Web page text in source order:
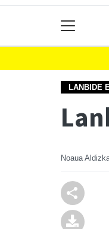
LANBIDE
Noaua